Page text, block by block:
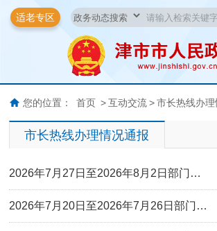
适老专区
您的位置： 首页 > 互动交流 > 市长热线办
市长热线办理情况通报
2026年7月27日至2026年8月2日部门…
2026年7月20日至2026年7月26日部门…